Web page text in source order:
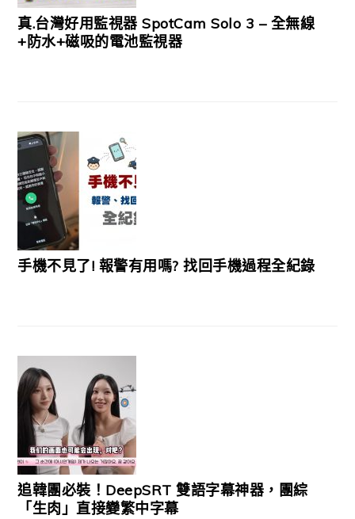
真.台灣好用監視器 SpotCam Solo 3 – 全無線
+防水+磁吸的電池監視器
手機不見了! 報警有用嗎? 找回手機過程全紀錄
追韓團必裝！DeepSRT 雙語字幕神器，團綜
「生肉」直接變繁中字幕